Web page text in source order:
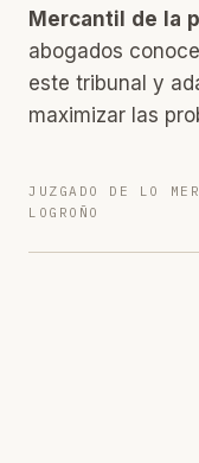
Mercantil de la
abogados
este tribunal y
maximizar las
JUZGADO DE LO
LOGROÑO